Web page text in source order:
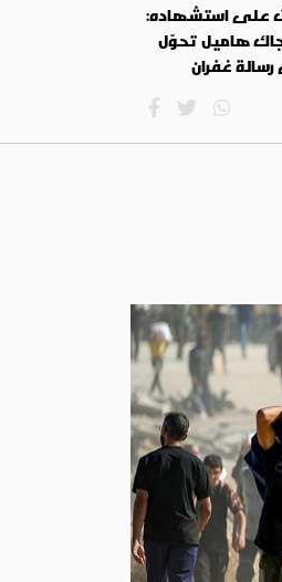
على استشهاده:
هاميل تحوّل
رسالة غفران